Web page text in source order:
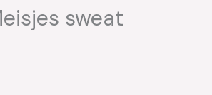
sweat